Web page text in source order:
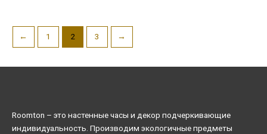
← 1 2 3 →
Roomton – это настенные часы и декор подчеркивающие
индивидуальность. Производим экологичные предметы